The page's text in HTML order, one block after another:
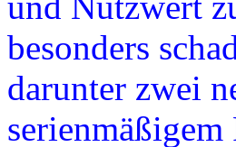
besonders
darunter zwei